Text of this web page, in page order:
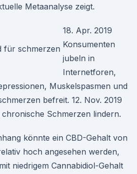
Metaanalyse zeigt.
18. Apr. 2019
Konsumenten
jubeln in
Internetforen,
Muskelspasmen und
befreit. 12. Nov. 2019
Schmerzen lindern.
könnte ein CBD-Gehalt von
hoch angesehen werden,
niedrigem Cannabidiol-Gehalt